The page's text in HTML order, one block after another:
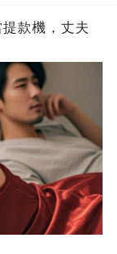
款機，丈夫